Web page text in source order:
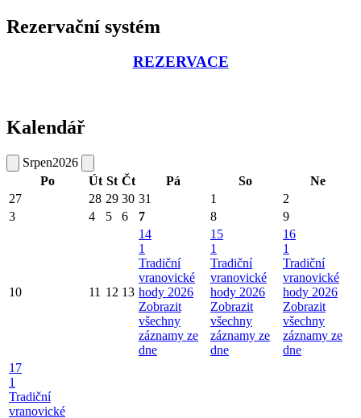
Rezervační systém
REZERVACE
Kalendář
Srpen2026
Po
Út St Čt Pá So
Ne
27
28 29 30 31 1
2
3
4 5 6 7 8 9
10 11 12 13
14
1
Tradiční
vranovické
hody 2026
Zobrazit
všechny
záznamy ze
dne
15
1
Tradiční
vranovické
hody 2026
Zobrazit
všechny
záznamy ze
dne
16
1
Tradiční
vranovické
hody 2026
Zobrazit
všechny
záznamy ze
dne
17
1
Tradiční
vranovické